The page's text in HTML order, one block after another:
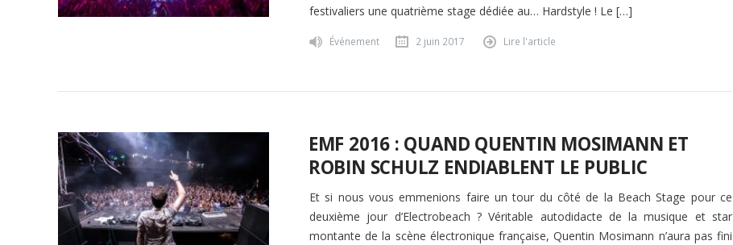
festivaliers une quatrième stage dédiée au… Hardstyle ! Le […]
Événement 2 juin 2017 Lire l'article
EMF 2016 : QUAND QUENTIN MOSIMANN ET
ROBIN SCHULZ ENDIABLENT LE PUBLIC
Et si nous vous emmenions faire un tour du côté de la Beach Stage pour ce
deuxième jour d’Electrobeach ? Véritable autodidacte de la musique et star
montante de la scène électronique française, Quentin Mosimann n’aura pas fini